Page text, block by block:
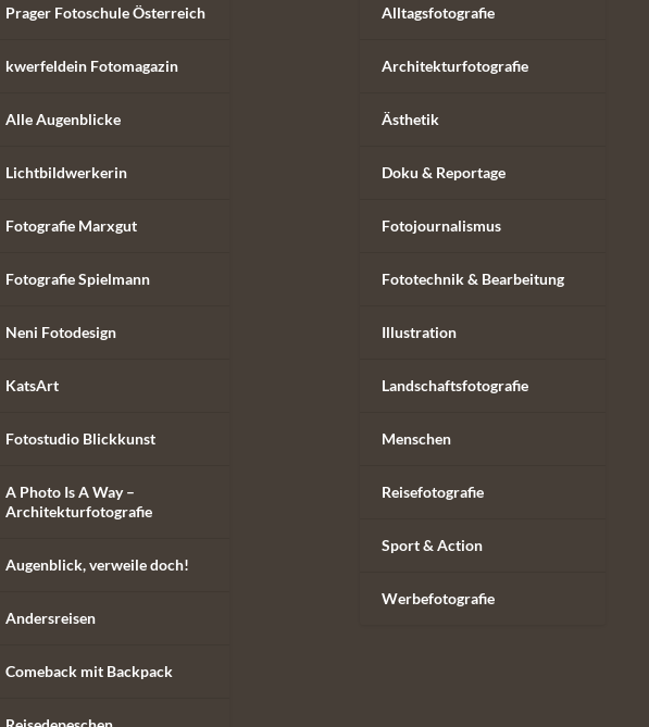
Prager Fotoschule Österreich
kwerfeldein Fotomagazin
Alle Augenblicke
Lichtbildwerkerin
Fotografie Marxgut
Fotografie Spielmann
Neni Fotodesign
KatsArt
Fotostudio Blickkunst
A Photo Is A Way –
Architekturfotografie
Augenblick, verweile doch!
Andersreisen
Comeback mit Backpack
Alltagsfotografie
Architekturfotografie
Ästhetik
Doku & Reportage
Fotojournalismus
Fototechnik & Bearbeitung
Illustration
Landschaftsfotografie
Menschen
Reisefotografie
Sport & Action
Werbefotografie